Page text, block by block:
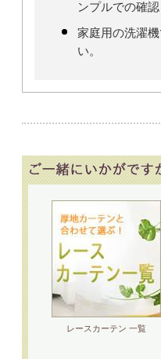
ンプルでの確
家庭用の洗濯
い。
レースカーテン 一覧